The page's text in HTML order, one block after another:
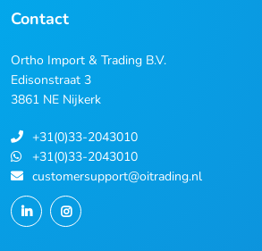
Contact
Ortho Import & Trading B.V.
Edisonstraat 3
3861 NE Nijkerk
+31(0)33-2043010
+31(0)33-2043010
customersupport@oitrading.nl